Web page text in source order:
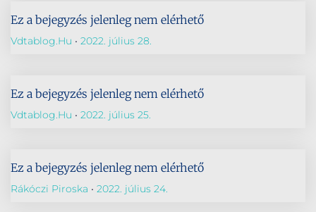
Ez a bejegyzés jelenleg nem elérhető
Vdtablog.hu 2022. július 28.
Ez a bejegyzés jelenleg nem elérhető
Vdtablog.hu 2022. július 25.
Ez a bejegyzés jelenleg nem elérhető
Rákóczi Piroska 2022. július 24.